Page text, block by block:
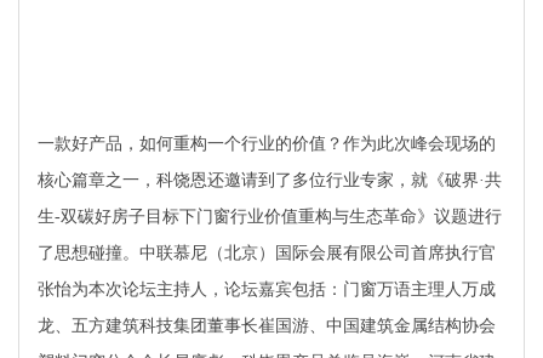
一款好产品，如何重构一个行业的价值？作为此次峰会现场的
核心篇章之一，科饶恩还邀请到了多位行业专家，就《破界·共
生-双碳好房子目标下门窗行业价值重构与生态革命》议题进行
了思想碰撞。中联慕尼（北京）国际会展有限公司首席执行官
张怡为本次论坛主持人，论坛嘉宾包括： 门窗万语主理人万成
龙、 五方建筑科技集团董事长崔国游、 中国建筑金属结构协会